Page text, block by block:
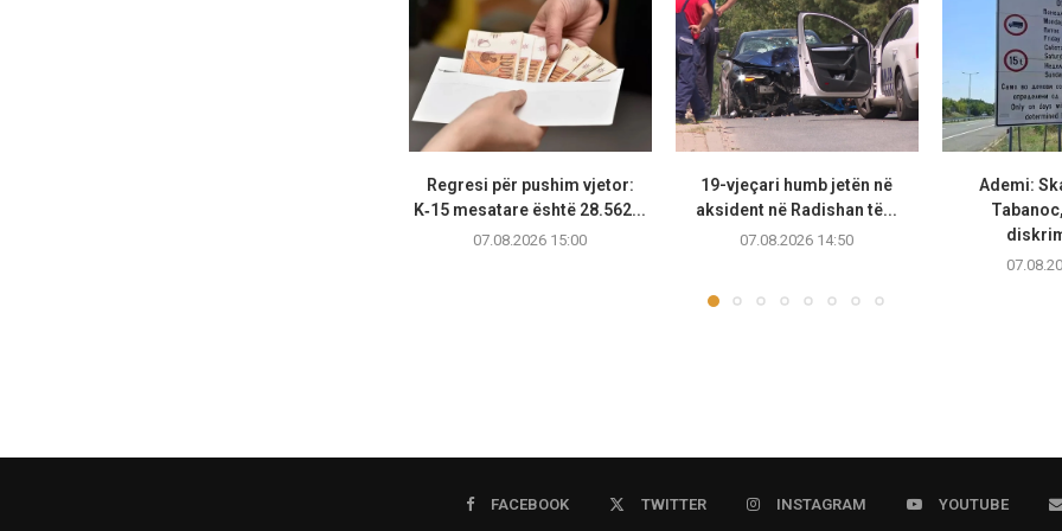
Regresi për pushim vjetor:
K‑15 mesatare është 28.562...
07.08.2026 15:00
19-vjeçari humb jetën në
aksident në Radishan të...
07.08.2026 14:50
Ademi:
FACEBOOK TWITTER INSTAGRAM YOUTUBE